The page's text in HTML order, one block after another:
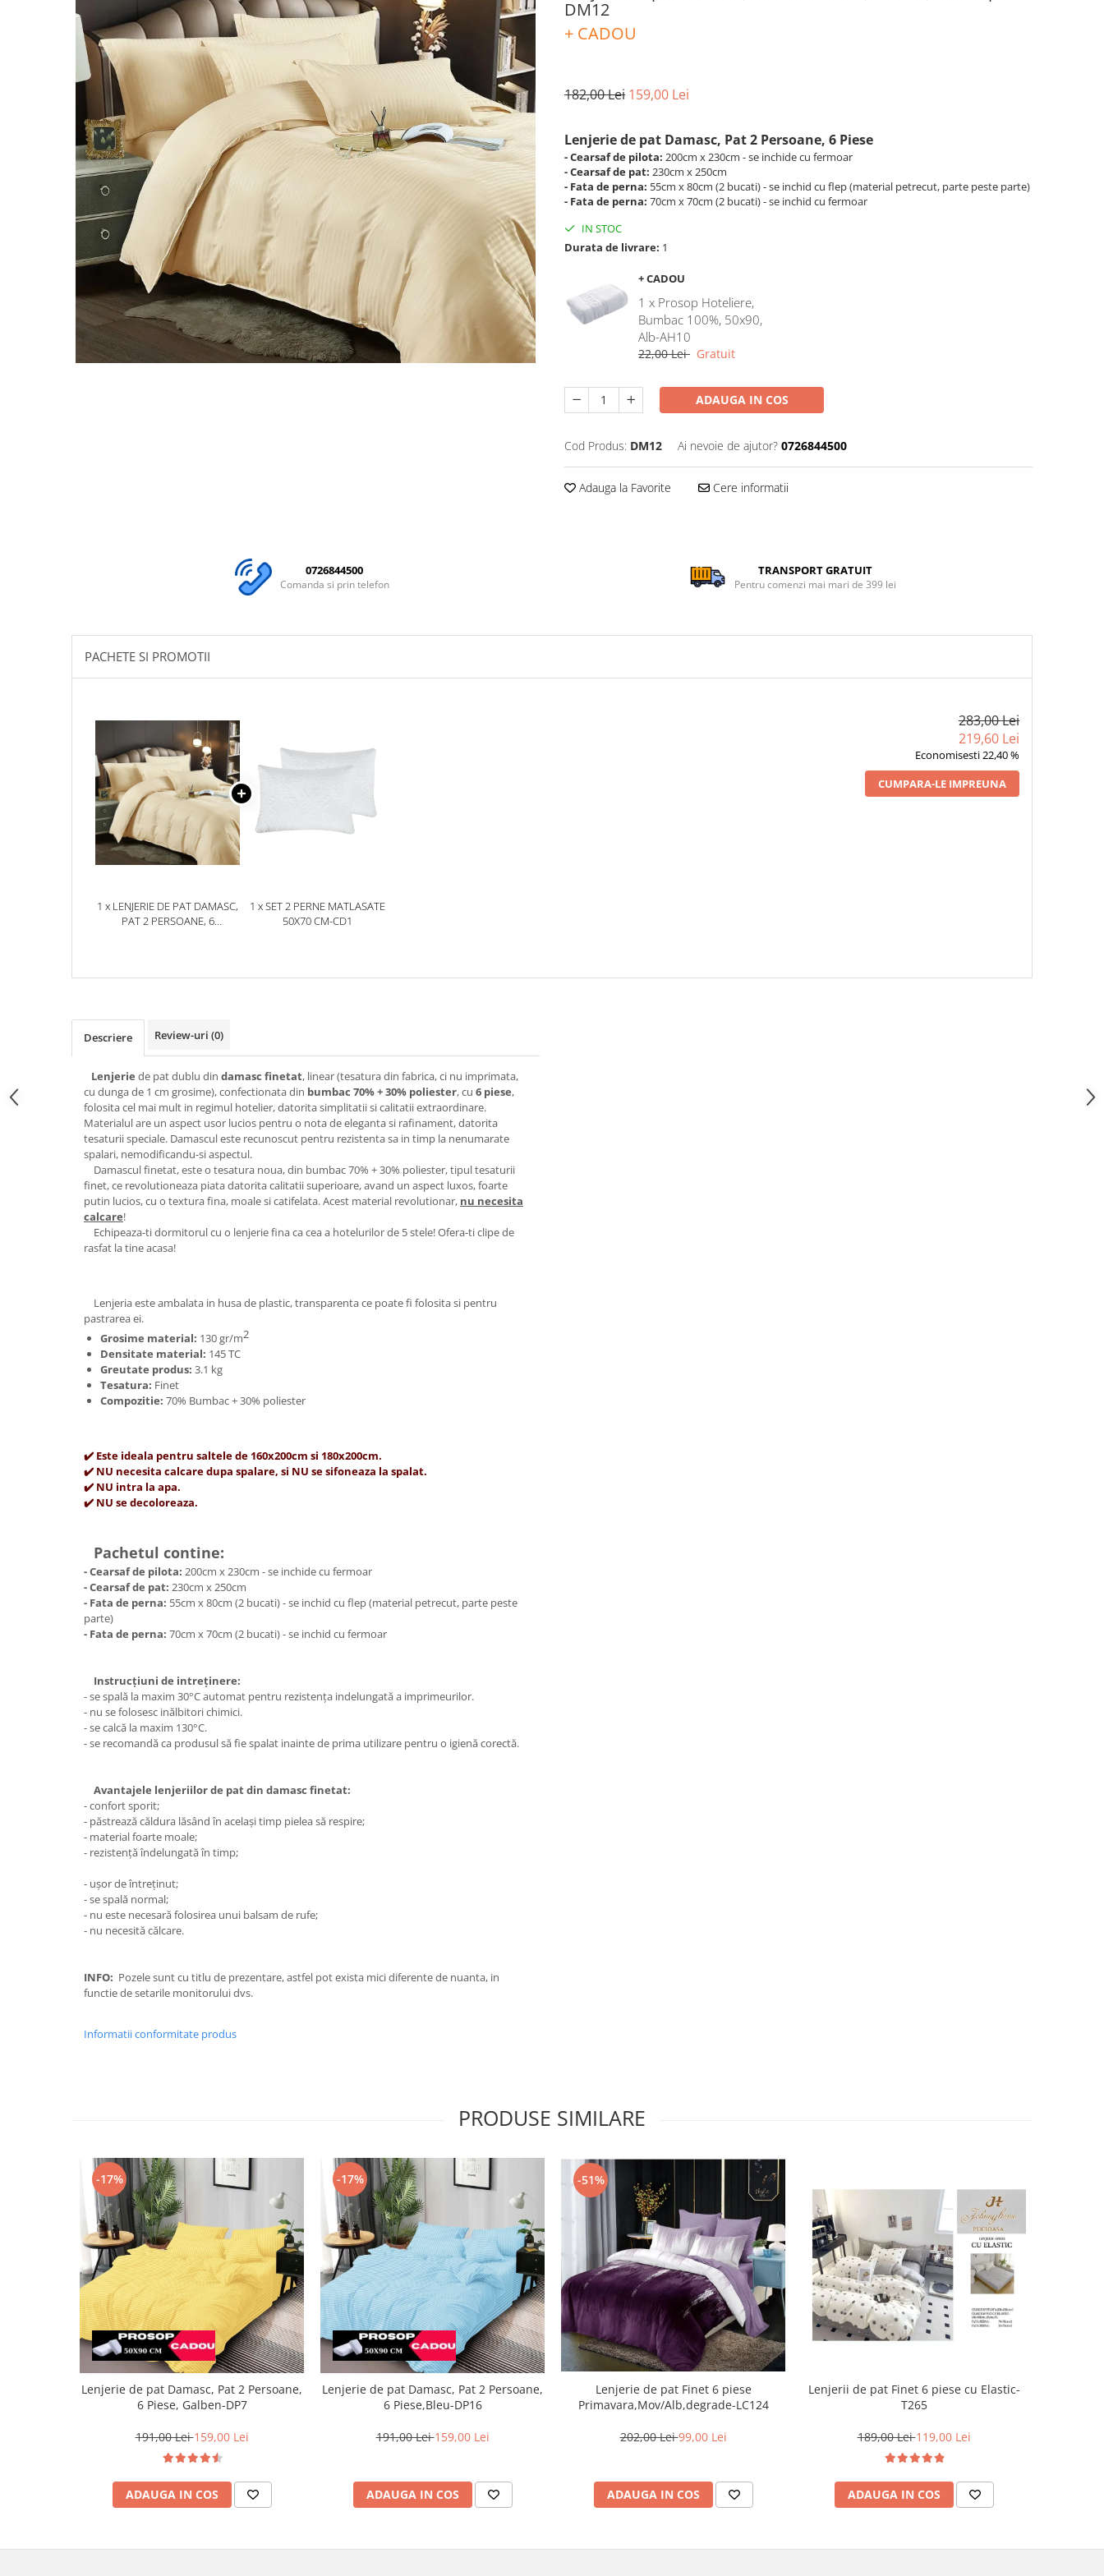
Lenjerii Creponate
Lenjerii de finet Iprimate Digital
Lenjerii de pat Bumbac 100%
Lenjerii de pat Finet + 2 Draperii
Lenjerii de pat Saten 4 piese cu
DM12
+ CADOU
182,00 Lei 159,00 Lei
Lenjerie de pat Damasc, Pat 2 Persoane, 6 Piese
- Cearsaf de pilota: 200cm x 230cm - se inchide cu fermoar
- Cearsaf de pat: 230cm x 250cm
- Fata de perna: 55cm x 80cm (2 bucati) - se inchid cu flep (material petrecut, parte peste parte)
- Fata de perna: 70cm x 70cm (2 bucati) - se inchid cu fermoar
IN STOC
Durata de livrare: 1
+ CADOU
1 x Prosop Hoteliere,
Bumbac 100%, 50x90,
Alb-AH10
22,00 Lei Gratuit
ADAUGA IN COS
Cod Produs: DM12 Ai nevoie de ajutor? 0726844500
Adauga la Favorite Cere informatii
0726844500
Comanda si prin telefon
TRANSPORT GRATUIT
Pentru comenzi mai mari de 399 lei
PACHETE SI PROMOTII
1 x LENJERIE DE PAT DAMASC,
PAT 2 PERSOANE, 6
1 x SET 2 PERNE MATLASATE
50X70 CM-CD1
283,00 Lei
219,60 Lei
Economisesti 22,40 %
CUMPARA-LE IMPREUNA
Descriere Review-uri (0)
Lenjerie de pat dublu din damasc finetat, linear (tesatura din fabrica, ci nu imprimata,
cu dunga de 1 cm grosime), confectionata din bumbac 70% + 30% poliester, cu 6 piese,
folosita cel mai mult in regimul hotelier, datorita simplitatii si calitatii extraordinare.
Materialul are un aspect usor lucios pentru o nota de eleganta si rafinament, datorita
tesaturii speciale. Damascul este recunoscut pentru rezistenta sa in timp la nenumarate
spalari, nemodificandu-si aspectul.
Damascul finetat, este o tesatura noua, din bumbac 70% + 30% poliester, tipul tesaturii
finet, ce revolutioneaza piata datorita calitatii superioare, avand un aspect luxos, foarte
putin lucios, cu o textura fina, moale si catifelata. Acest material revolutionar, nu necesita
calcare!
Echipeaza-ti dormitorul cu o lenjerie fina ca cea a hotelurilor de 5 stele! Ofera-ti clipe de
rasfat la tine acasa!
Lenjeria este ambalata in husa de plastic, transparenta ce poate fi folosita si pentru
pastrarea ei.
Grosime material: 130 gr/m2
Densitate material: 145 TC
Greutate produs: 3.1 kg
Tesatura: Finet
Compozitie: 70% Bumbac + 30% poliester
✔️ Este ideala pentru saltele de 160x200cm si 180x200cm.
✔️ NU necesita calcare dupa spalare, si NU se sifoneaza la spalat.
✔️ NU intra la apa.
✔️ NU se decoloreaza.
Pachetul contine:
- Cearsaf de pilota: 200cm x 230cm - se inchide cu fermoar
- Cearsaf de pat: 230cm x 250cm
- Fata de perna: 55cm x 80cm (2 bucati) - se inchid cu flep (material petrecut, parte peste
parte)
- Fata de perna: 70cm x 70cm (2 bucati) - se inchid cu fermoar
Instrucțiuni de intreținere:
- se spală la maxim 30°C automat pentru rezistența indelungată a imprimeurilor.
- nu se folosesc inălbitori chimici.
- se calcă la maxim 130°C.
- se recomandă ca produsul să fie spalat inainte de prima utilizare pentru o igienă corectă.
Avantajele lenjeriilor de pat din damasc finetat:
- confort sporit;
- păstrează căldura lăsând în același timp pielea să respire;
- material foarte moale;
- rezistență îndelungată în timp;
- ușor de întreținut;
- se spală normal;
- nu este necesară folosirea unui balsam de rufe;
- nu necesită călcare.
INFO: Pozele sunt cu titlu de prezentare, astfel pot exista mici diferente de nuanta, in
functie de setarile monitorului dvs.
Informatii conformitate produs
PRODUSE SIMILARE
-17%
Lenjerie de pat Damasc, Pat 2 Persoane,
6 Piese, Galben-DP7
191,00 Lei159,00 Lei
ADAUGA IN COS
-17%
Lenjerie de pat Damasc, Pat 2 Persoane,
6 Piese,Bleu-DP16
191,00 Lei159,00 Lei
ADAUGA IN COS
-51%
Lenjerie de pat Finet 6 piese
Primavara,Mov/Alb,degrade-LC124
202,00 Lei99,00 Lei
ADAUGA IN COS
Lenjerii de pat Finet 6 piese cu Elastic-
T265
189,00 Lei119,00 Lei
ADAUGA IN COS